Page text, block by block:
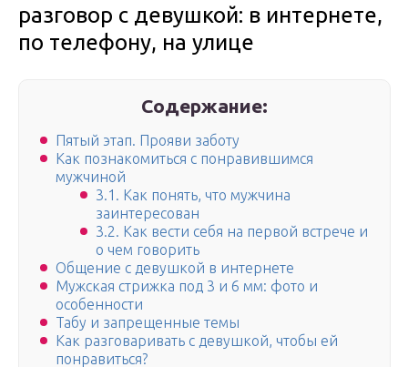
разговор с девушкой: в интернете,
по телефону, на улице
Содержание:
Пятый этап. Прояви заботу
Как познакомиться с понравившимся
мужчиной
3.1. Как понять, что мужчина
заинтересован
3.2. Как вести себя на первой встрече и
о чем говорить
Общение с девушкой в интернете
Мужская стрижка под 3 и 6 мм: фото и
особенности
Табу и запрещенные темы
Как разговаривать с девушкой, чтобы ей
понравиться?